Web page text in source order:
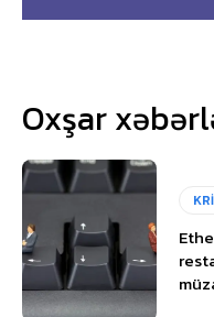
Oxşar